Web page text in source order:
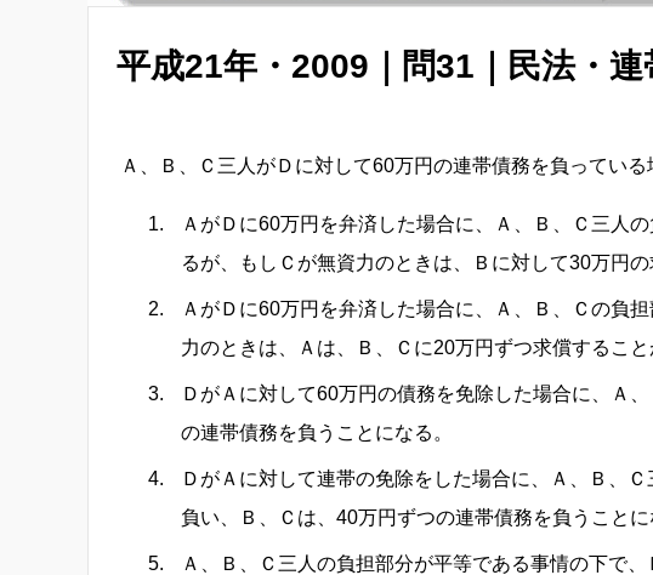
平成21年・2009｜問31｜民法・連
Ａ、Ｂ、Ｃ三人がＤに対して60万円の連帯債務を負ってい
ＡがＤに60万円を弁済した場合に、Ａ、Ｂ、Ｃ三人
るが、もしＣが無資力のときは、Ｂに対して30万円の
ＡがＤに60万円を弁済した場合に、Ａ、Ｂ、Ｃの負
力のときは、Ａは、Ｂ、Ｃに20万円ずつ求償すること
ＤがＡに対して60万円の債務を免除した場合に、Ａ
の連帯債務を負うことになる。
ＤがＡに対して連帯の免除をした場合に、Ａ、Ｂ、
負い、Ｂ、Ｃは、40万円ずつの連帯債務を負うことに
Ａ、Ｂ、Ｃ三人の負担部分が平等である事情の下で